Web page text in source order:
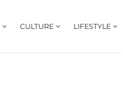
CULTURE LIFESTYLE